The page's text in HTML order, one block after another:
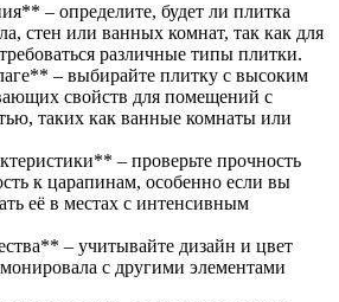
– определите, будет ли плитка
стен или ванных комнат, так как для
различные типы плитки.
– выбирайте плитку с высоким
свойств для помещений с
таких как ванные комнаты или
– проверьте прочность
к царапинам, особенно если вы
её в местах с интенсивным
– учитывайте дизайн и цвет
с другими элементами